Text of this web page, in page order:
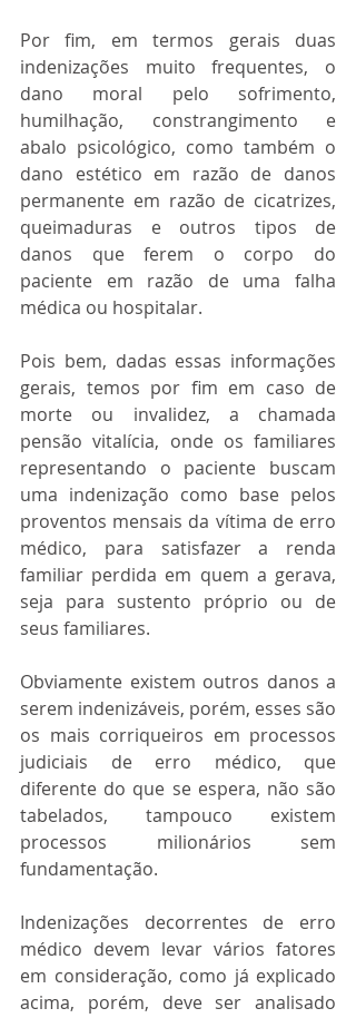
Por fim, em termos gerais duas
indenizações muito frequentes, o
dano moral pelo sofrimento,
humilhação, constrangimento e
abalo psicológico, como também o
dano estético em razão de danos
permanente em razão de cicatrizes,
queimaduras e outros tipos de
danos que ferem o corpo do
paciente em razão de uma falha
médica ou hospitalar.
Pois bem, dadas essas informações
gerais, temos por fim em caso de
morte ou invalidez, a chamada
pensão vitalícia, onde os familiares
representando o paciente buscam
uma indenização como base pelos
proventos mensais da vítima de erro
médico, para satisfazer a renda
familiar perdida em quem a gerava,
seja para sustento próprio ou de
seus familiares.
Obviamente existem outros danos a
serem indenizáveis, porém, esses são
os mais corriqueiros em processos
judiciais de erro médico, que
diferente do que se espera, não são
tabelados, tampouco existem
processos milionários sem
fundamentação.
Indenizações decorrentes de erro
médico devem levar vários fatores
em consideração, como já explicado
acima, porém, deve ser analisado